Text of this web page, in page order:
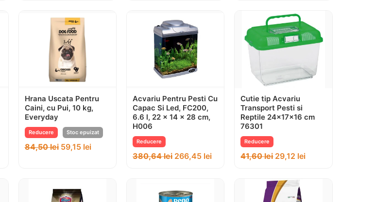
Hrana Uscata Pentru
Caini, cu Pui, 10 kg,
Everyday
Reducere Stoc epuizat
84,50lei 59,15 lei
Acvariu Pentru Pesti Cu
Capac Si Led, FC200,
6.6 l, 22 x 14 x 28 cm,
H006
Reducere
380,64lei 266,45 lei
Cutie tip Acvariu
Transport Pesti si
Reptile 24x17x16 cm
76301
Reducere
41,60lei 29,12 lei